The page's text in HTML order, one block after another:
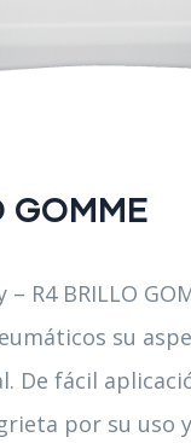
GOMME
R4 BRILLO
su
De fácil
por su uso